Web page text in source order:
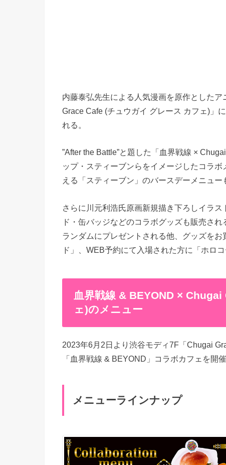
内藤泰弘先生による人気漫画を原作とした
Grace Cafe (チュウガイ グレース カフェ)」
れる。
”After the Battle”と題した「血界戦線 ×
ップ・スティーブンらをイメージしたコラ
える「スティーブン」のバースデーメニュー
さらに川元利浩氏原画新規描き下ろしイラ
ド・缶バッジなどのコラボグッズも販売さ
ランダムにプレゼントされる他、グッズを
ド」、WEB予約にて入場された方に「ホロ
血界戦線 & BEYOND ×
ェ)のメニュー
2023年6月2日より渋谷モディ7F「Chugai
「血界戦線 & BEYOND」コラボカフェを開
メニューラインナップ